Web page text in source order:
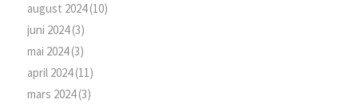
august 2024(10)
juni 2024(3)
mai 2024(3)
april 2024(11)
mars 2024(3)